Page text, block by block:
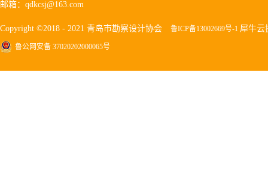
邮箱：qdkcsj@163.com
Copyright ©2018 - 2021 青岛市勘察设计协会 鲁ICP备13002669号-1 犀牛云
鲁公网安备 37020202000065号